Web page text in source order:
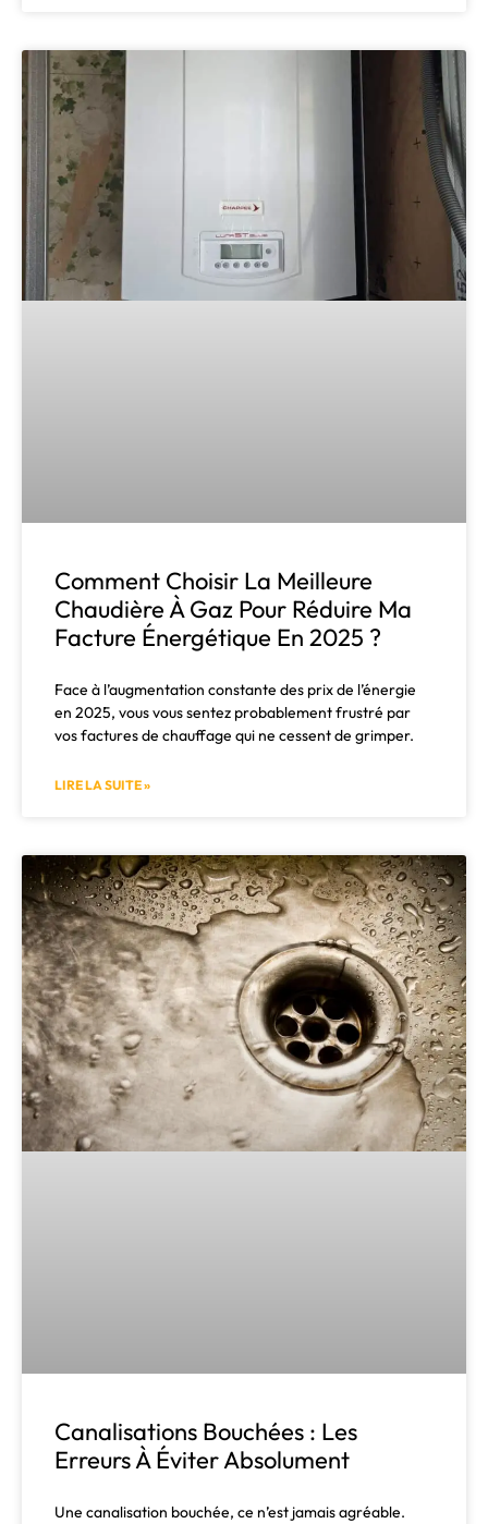
Comment Choisir La Meilleure
Chaudière À Gaz Pour Réduire Ma
Facture Énergétique En 2025 ?
Face à l’augmentation constante des prix de l’énergie
en 2025, vous vous sentez probablement frustré par
vos factures de chauffage qui ne cessent de grimper.
LIRE LA SUITE »
Canalisations Bouchées : Les
Erreurs À Éviter Absolument
Une canalisation bouchée, ce n’est jamais agréable.